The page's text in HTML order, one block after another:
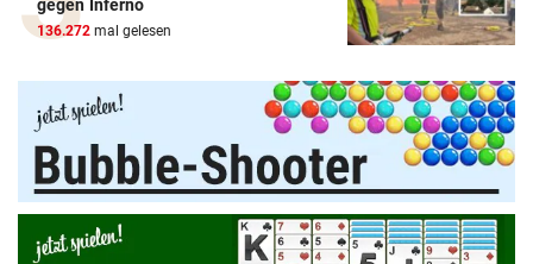
gegen Inferno
136.272 mal gelesen